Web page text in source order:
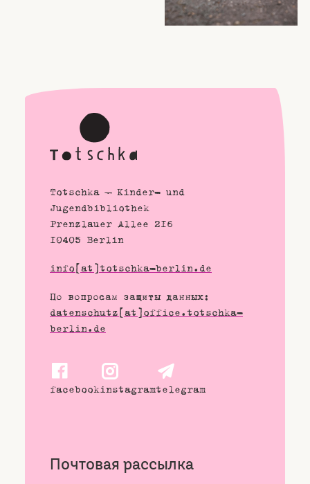
Totschka – Kinder- und
Jugendbibliothek
Prenzlauer Allee 216
10405 Berlin
info[at]totschka-berlin.de
По вопросам защиты данных:
datenschutz[at]office.totschka-
berlin.de
facebookinstagramtelegram
Почтовая рассылка